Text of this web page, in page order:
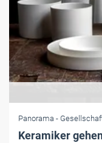
Panorama -
Keramiker